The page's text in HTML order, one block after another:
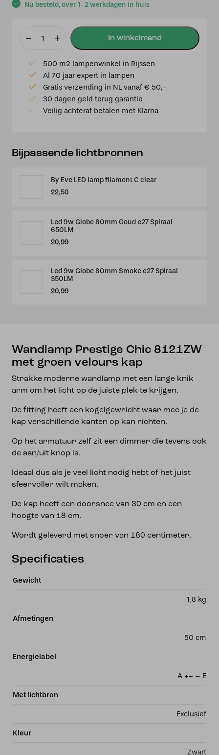
Nu besteld, over 1-2 werkdagen in huis
Wandlamp
Chic
8121ZW
met
groen
velours
500 m2 lampenwinkel in Rijssen
Al 70 jaar expert in lampen
Gratis verzending in NL vanaf € 50,-
30 dagen geld terug garantie
Veilig achteraf betalen met Klarna
Bijpassende lichtbronnen
By Eve LED lamp filament C clear
22,50
Led 9w Globe 80mm Goud e27 Spiraal
650LM
20,99
Led 9w Globe 80mm Smoke e27 Spiraal
350LM
20,99
Wandlamp Prestige Chic 8121ZW
met groen velours kap
Strakke moderne wandlamp met een lange knik
arm om het licht op de juiste plek te krijgen.
De fitting heeft een kogelgewricht waar mee je de
kap verschillende kanten op kan richten.
Op het armatuur zelf zit een dimmer die tevens ook
de aan/uit knop is.
Ideaal dus als je veel licht nodig hebt of het juist
sfeervoller wilt maken.
De kap heeft een doorsnee van 30 cm en een
hoogte van 18 cm.
Wordt geleverd met snoer van 180 centimeter.
Specificaties
Gewicht
1,8 kg
Afmetingen
50 cm
Energielabel
A ++ – E
Met lichtbron
Exclusief
Kleur
Zwart